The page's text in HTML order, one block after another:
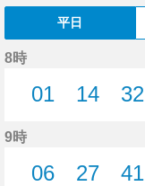
平日
8時
01
14
32
9時
06
27
41